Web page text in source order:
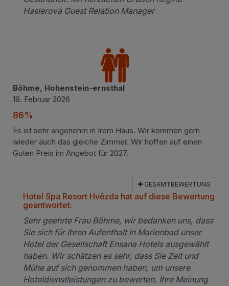
Haslerová Guest Relation Manager
Böhme, Hohenstein-ernsthal
18. Februar 2026
86%
Es ist sehr angenehm in Irem Haus. Wir kommen gern
wieder auch das gleiche Zimmer. Wir hoffen auf einen
Guten Preis im Angebot für 2027.
GESAMTBEWERTUNG
Hotel Spa Resort Hvězda hat auf diese Bewertung
geantwortet:
Sehr geehrte Frau Böhme, wir bedanken uns, dass
Sie sich für Ihren Aufenthalt in Marienbad unser
Hotel der Gesellschaft Ensana Hotels ausgewählt
haben. Wir schätzen es sehr, dass Sie Zeit und
Mühe auf sich genommen haben, um unsere
Hoteldienstleistungen zu bewerten. Ihre Meinung